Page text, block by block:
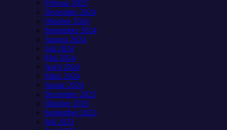
Februar 2025
Dezember 2024
Oktober 2024
September 2024
August 2024
Juli 2024
Mai 2024
April 2024
März 2024
Januar 2024
Dezember 2023
Oktober 2023
September 2023
Juli 2023